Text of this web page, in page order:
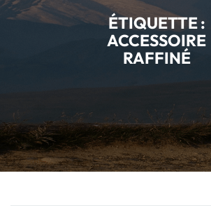
ÉTIQUETTE :
ACCESSOIRE
RAFFINÉ